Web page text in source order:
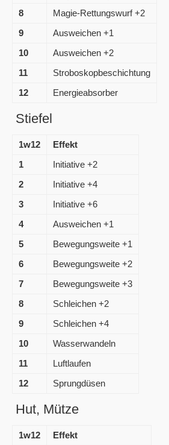
8
Magie-Rettungswurf +2
9
Ausweichen +1
10
Ausweichen +2
11
Stroboskopbeschichtung
12
Energieabsorber
Stiefel
1w12
Effekt
1
Initiative +2
2
Initiative +4
3
Initiative +6
4
Ausweichen +1
5
Bewegungsweite +1
6
Bewegungsweite +2
7
Bewegungsweite +3
8
Schleichen +2
9
Schleichen +4
10
Wasserwandeln
11
Luftlaufen
12
Sprungdüsen
Hut, Mütze
1w12
Effekt